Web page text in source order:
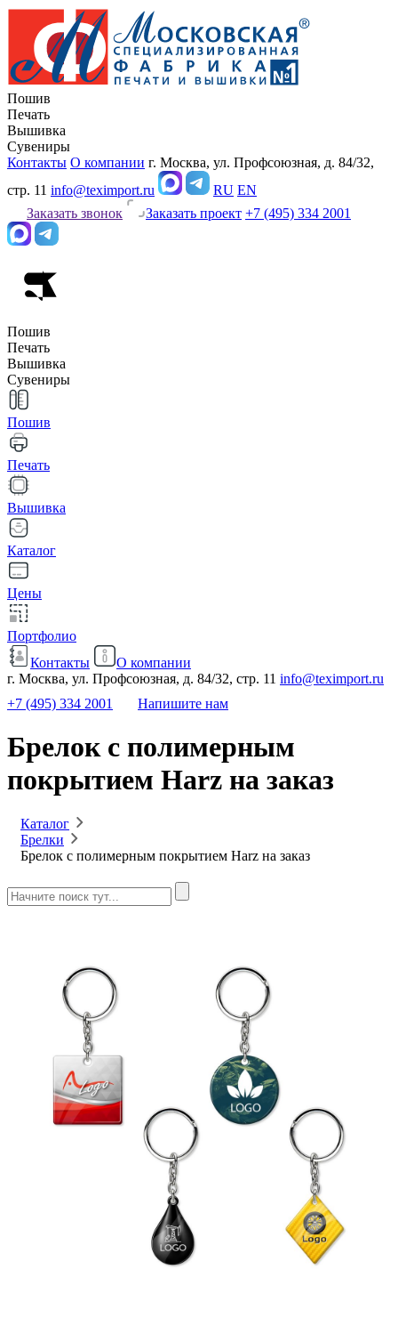
Пошив
Печать
Вышивка
Сувениры
Контакты О компании г. Москва, ул. Профсоюзная, д. 84/32,
стр. 11 info@teximport.ru RU EN
Заказать звонок
Заказать проект +7 (495) 334 2001
Пошив
Печать
Вышивка
Сувениры
Пошив
Печать
Вышивка
Каталог
Цены
Портфолио
Контакты
О компании
г. Москва, ул. Профсоюзная, д. 84/32, стр. 11 info@teximport.ru
+7 (495) 334 2001
Напишите нам
Брелок с полимерным
покрытием Harz на заказ
Каталог
Брелки
Брелок с полимерным покрытием Harz на заказ